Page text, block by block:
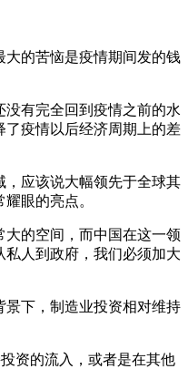
的苦恼是疫情期间发的钱
有完全回到疫情之前的水
疫情以后经济周期上的差
应该说大幅领先于全球其
眼的亮点。
的空间，而中国在这一领
人到政府，我们必须加大
下，制造业投资相对维持
资的流入，或者是在其他